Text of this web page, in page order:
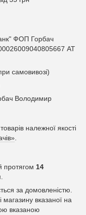
ФОП Горбач
АТ
самовивозі)
Володимир
належної якості
.
протягом 14
за домовленістю.
вказаної на
вказаною